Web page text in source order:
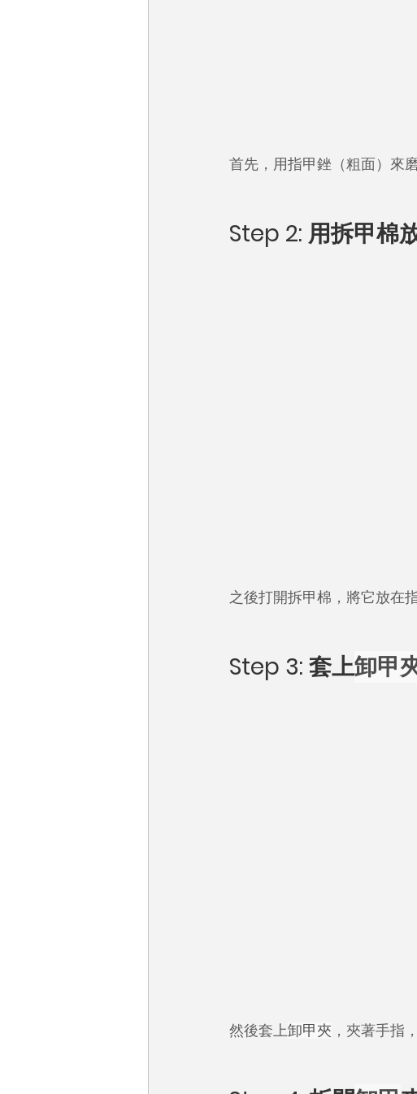
首先，用指甲銼（粗面）來
Step 2: 用拆甲棉
之後打開拆甲棉，將它放在
Step 3: 套上卸甲
然後套上卸甲夾 ，夾著手指